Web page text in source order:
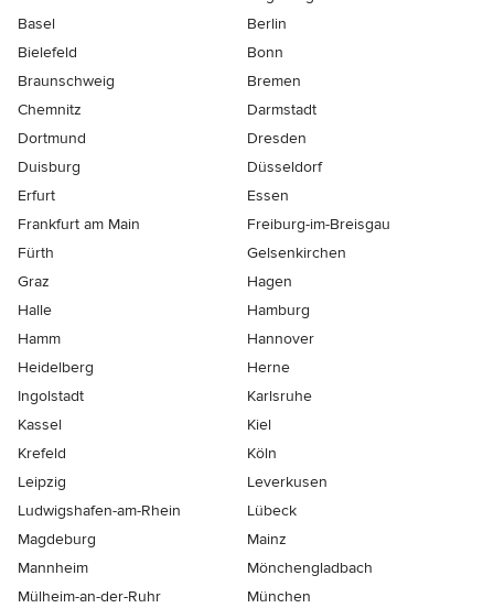
Basel
Berlin
Bielefeld
Bonn
Braunschweig
Bremen
Chemnitz
Darmstadt
Dortmund
Dresden
Duisburg
Düsseldorf
Erfurt
Essen
Frankfurt am Main
Freiburg-im-Breisgau
Fürth
Gelsenkirchen
Graz
Hagen
Halle
Hamburg
Hamm
Hannover
Heidelberg
Herne
Ingolstadt
Karlsruhe
Kassel
Kiel
Krefeld
Köln
Leipzig
Leverkusen
Ludwigshafen-am-Rhein
Lübeck
Magdeburg
Mainz
Mannheim
Mönchen­gladbach
Mülheim-an-der-Ruhr
München